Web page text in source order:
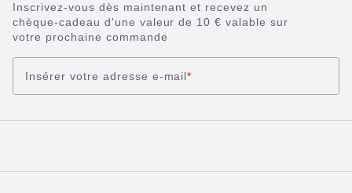
Inscrivez-vous dès maintenant et recevez un
chèque-cadeau d'une valeur de 10 € valable sur
votre prochaine commande
Insérer votre adresse e-mail*